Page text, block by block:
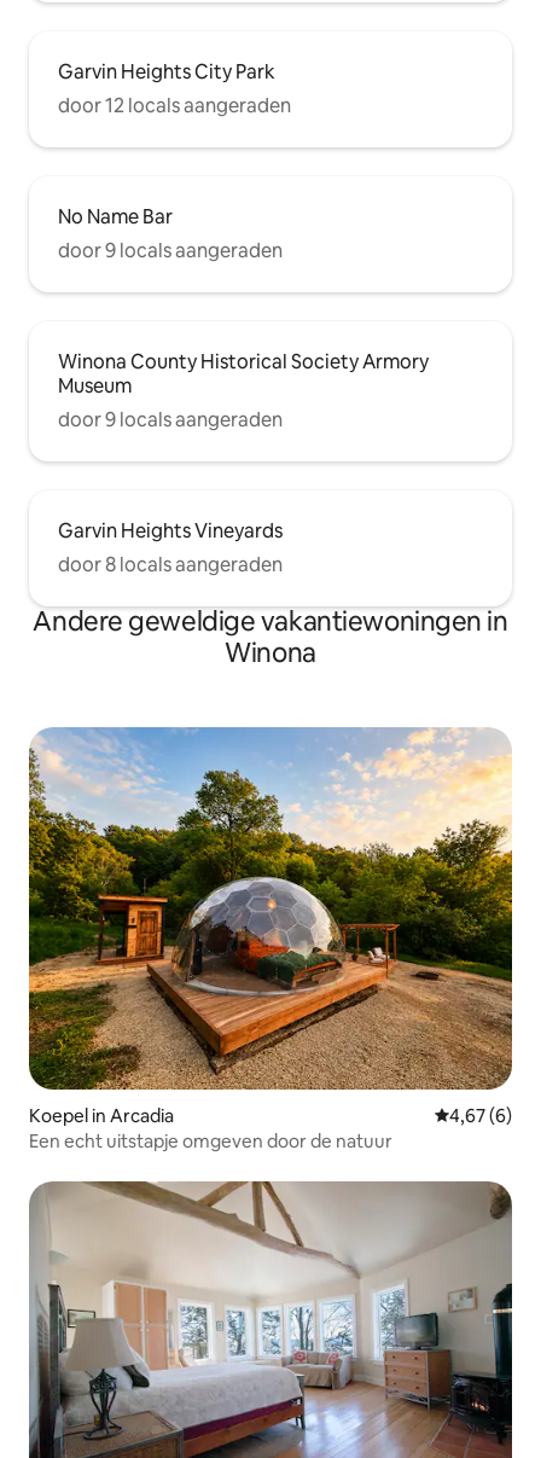
Garvin Heights City Park
door 12 locals aangeraden
No Name Bar
door 9 locals aangeraden
Winona County Historical Society Armory
Museum
door 9 locals aangeraden
Garvin Heights Vineyards
door 8 locals aangeraden
Andere geweldige vakantiewoningen in
Winona
Koepel in Arcadia Gemiddelde
4,67 (6)
Een echt uitstapje omgeven door de natuur